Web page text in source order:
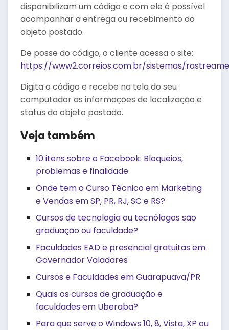
disponibilizam um código e com ele é possível
acompanhar a entrega ou recebimento do
objeto postado.
De posse do código, o cliente acessa o site:
https://www2.correios.com.br/sistemas/
Digita o código e recebe na tela do seu
computador as informações de localização e
status do objeto postado.
Veja também
10 itens sobre o Facebook: Bloqueios,
problemas e finalidade
Onde tem o Curso Técnico em Marketing
e Vendas em SP, PR, RJ, SC e RS?
Cursos de tecnologia ou tecnólogos são
graduação ou faculdade?
Faculdades EAD e presencial gratuitas em
Governador Valadares
Cursos e Faculdades em Guarapuava/PR
Quais os cursos de graduação e
faculdades em Uberaba?
Para que serve o Windows 10, 8, Vista, XP ou